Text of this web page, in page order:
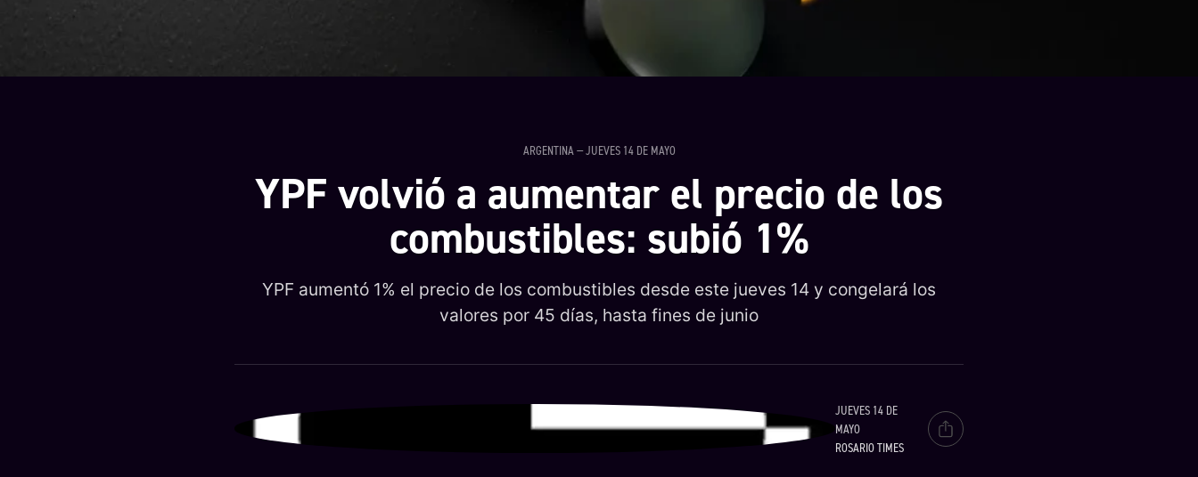
ARGENTINA — JUEVES 14 DE MAYO
YPF volvió a aumentar el precio de los
combustibles: subió 1%
YPF aumentó 1% el precio de los combustibles desde este jueves 14 y congelará los
valores por 45 días, hasta fines de junio
JUEVES 14 DE
MAYO
ROSARIO TIMES